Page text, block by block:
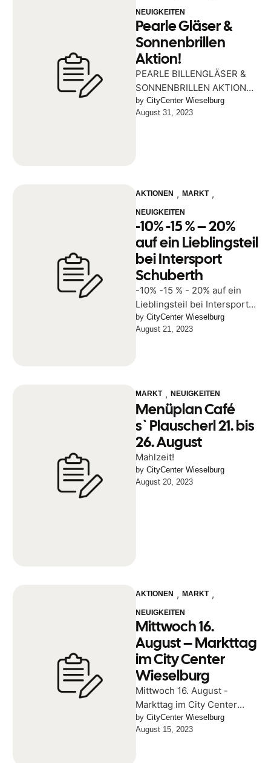
NEUIGKEITEN
Pearle Gläser &
Sonnenbrillen
Aktion!
PEARLE BILLENGLÄSER &
SONNENBRILLEN AKTION
BIS MINUS 50 % Nur bis 6.
September! Bei Pearle im
by CityCenter Wieselburg
August 31, 2023
AKTIONEN , MARKT ,
NEUIGKEITEN
-10% -15 % – 20%
auf ein Lieblingsteil
bei Intersport
Schuberth
-10% -15 % - 20% auf ein
Lieblingsteil bei Intersport
Schuberth NOCH BIS 23.
August
by CityCenter Wieselburg
August 21, 2023
MARKT , NEUIGKEITEN
Menüplan Café
s`Plauscherl 21. bis
26. August
Mahlzeit!
by CityCenter Wieselburg
August 20, 2023
AKTIONEN , MARKT ,
NEUIGKEITEN
Mittwoch 16.
August – Markttag
im City Center
Wieselburg
Mittwoch 16. August -
Markttag im City Center
Wieselburg Gutes &
Regionales beim
by CityCenter Wieselburg
August 15, 2023